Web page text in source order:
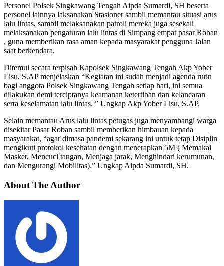
Personel Polsek Singkawang Tengah Aipda Sumardi, SH beserta
personel lainnya laksanakan Stasioner sambil memantau situasi arus
lalu lintas, sambil melaksanakan patroli mereka juga sesekali
melaksanakan pengaturan lalu lintas di Simpang empat pasar Roban
, guna memberikan rasa aman kepada masyarakat pengguna Jalan
saat berkendara.
Ditemui secara terpisah Kapolsek Singkawang Tengah Akp Yober
Lisu, S.AP menjelaskan “Kegiatan ini sudah menjadi agenda rutin
bagi anggota Polsek Singkawang Tengah setiap hari, ini semua
dilakukan demi terciptanya keamanan ketertiban dan kelancaran
serta keselamatan lalu lintas, ” Ungkap Akp Yober Lisu, S.AP.
Selain memantau Arus lalu lintas petugas juga menyambangi warga
disekitar Pasar Roban sambil memberikan himbauan kepada
masyarakat, “agar dimasa pandemi sekarang ini untuk tetap Disiplin
mengikuti protokol kesehatan dengan menerapkan 5M ( Memakai
Masker, Mencuci tangan, Menjaga jarak, Menghindari kerumunan,
dan Mengurangi Mobilitas).” Ungkap Aipda Sumardi, SH.
About The Author